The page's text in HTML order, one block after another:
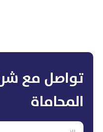
تواصل مع
المحاماة